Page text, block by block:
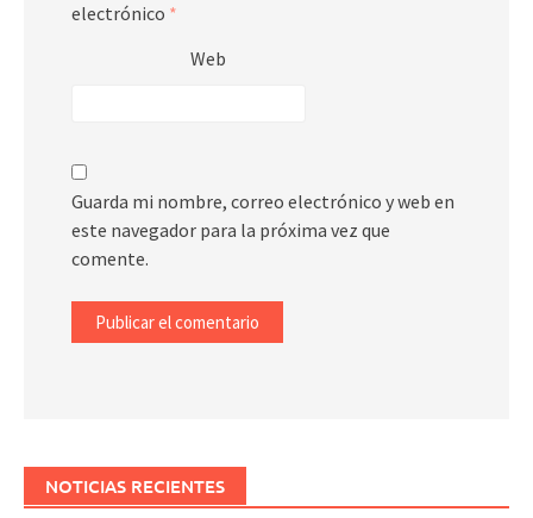
electrónico *
Web
Guarda mi nombre, correo electrónico y web en
este navegador para la próxima vez que
comente.
NOTICIAS RECIENTES